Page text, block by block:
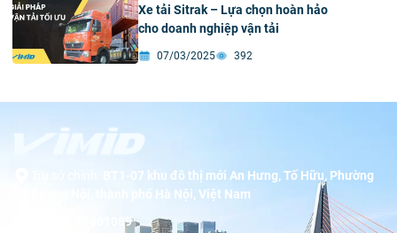
Xe tải Sitrak – Lựa chọn hoàn hảo
cho doanh nghiệp vận tải
07/03/2025 392
BT1-07 khu đô thị mới An Hưng, Tố Hữu, Phường
Dương Nội, thành phố Hà Nội, Việt Nam
19001089